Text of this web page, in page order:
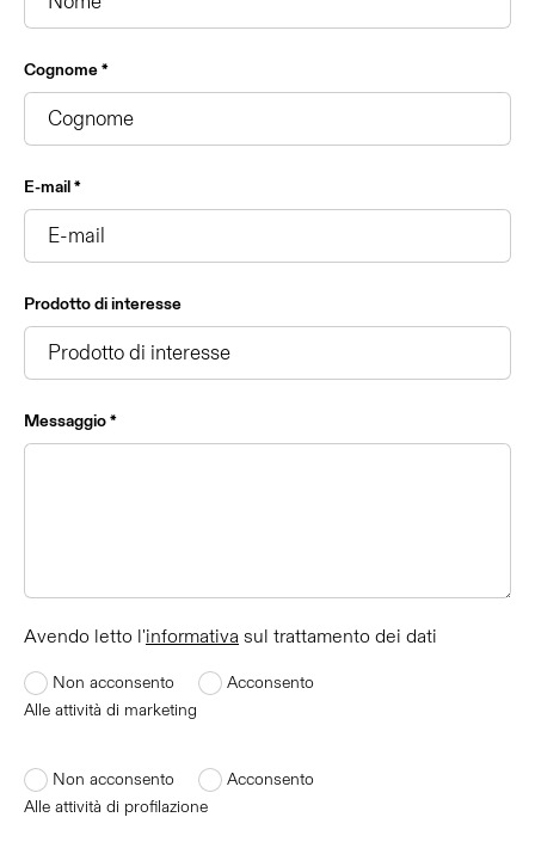
Cognome *
E-mail *
Prodotto di interesse
Messaggio *
Avendo letto l'informativa sul trattamento dei dati
Acconsento
Non acconsento
Alle attività di marketing
Acconsento
Non acconsento
Alle attività di profilazione